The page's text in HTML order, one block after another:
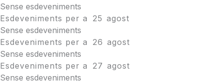
Sense esdeveniments
Esdeveniments per a
25 agost
Sense esdeveniments
Esdeveniments per a
26 agost
Sense esdeveniments
Esdeveniments per a
27 agost
Sense esdeveniments